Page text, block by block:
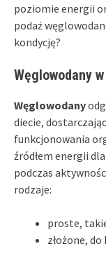
poziomie energii
podaż
kondycję?
Węglowodany
Węglowodany
diecie,
funkcjonowania
źródłem energii
podczas
rodzaje:
proste,
złożone,